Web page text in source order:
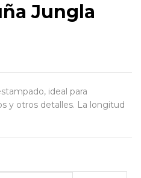
Jungla
ideal para
y otros detalles. La longitud